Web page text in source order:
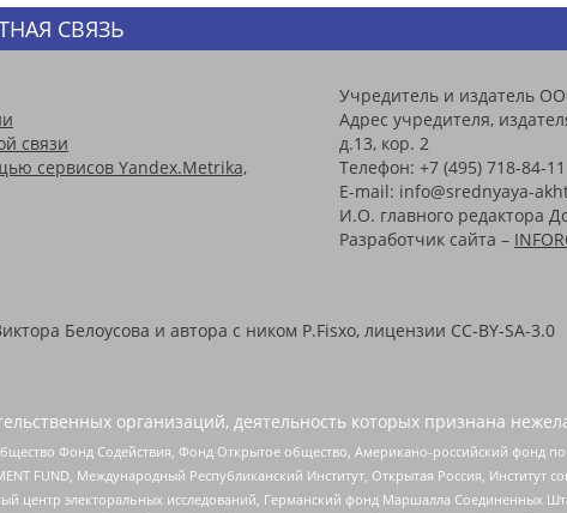
СВЯЗЬ
связи
сервисов Yandex.Metrika,
Учредитель и издатель
Адрес учредителя,
д.13, кор. 2
Телефон: +7 (495) 718-84-11
E-mail: info@srednyaya-
И.О. главного редактора
Разработчик сайта –
Белоусова и автора с ником P.Fisxo, лицензии CC-BY-SA-3.0
организаций, деятельность которых признана
Фонд Содействия, Фонд Открытое общество, Американо-российский фонд
FUND, Международный Республиканский Институт, Открытая Россия,
центр электоральных исследований, Германский фонд Маршалла Соединенных